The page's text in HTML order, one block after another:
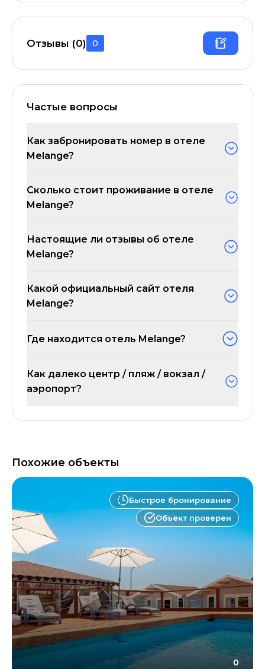
Отзывы (0) 0
Частые вопросы
Как забронировать номер в отеле
Melange?
Сколько стоит проживание в отеле
Melange?
Настоящие ли отзывы об отеле
Melange?
Какой официальный сайт отеля
Melange?
Где находится отель Melange?
Как далеко центр / пляж / вокзал /
аэропорт?
Похожие объекты
Быстрое бронирование
Объект проверен
0